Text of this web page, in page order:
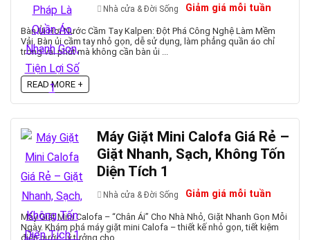
Nhà cửa & Đời Sống Giảm giá mỗi tuần
Bàn Ủi Hơi Nước Cầm Tay Kalpen: Đột Phá Công Nghệ Làm Mềm
Vải. Bàn ủi cầm tay nhỏ gọn, dễ sử dụng, làm phẳng quần áo chỉ
trong vài phút mà không cần bàn ủi ...
READ MORE +
Máy Giặt Mini Calofa Giá Rẻ –
Giặt Nhanh, Sạch, Không Tốn
Diện Tích 1
Nhà cửa & Đời Sống Giảm giá mỗi tuần
Máy Giặt Mini Calofa – “Chân Ái” Cho Nhà Nhỏ, Giặt Nhanh Gọn Mỗi
Ngày. Khám phá máy giặt mini Calofa – thiết kế nhỏ gọn, tiết kiệm
điện nước, lý tưởng cho ...